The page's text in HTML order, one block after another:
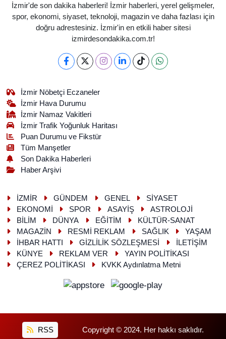
İzmir'de son dakika haberleri! İzmir haberleri, yerel gelişmeler,
spor, ekonomi, siyaset, teknoloji, magazin ve daha fazlası için
doğru adrestesiniz. İzmir'in en etkili haber sitesi
izmirdesondakika.com.tr!
İzmir Nöbetçi Eczaneler
İzmir Hava Durumu
İzmir Namaz Vakitleri
İzmir Trafik Yoğunluk Haritası
Puan Durumu ve Fikstür
Tüm Manşetler
Son Dakika Haberleri
Haber Arşivi
İZMİR GÜNDEM GENEL
SİYASET
EKONOMİ
SPOR ASAYİŞ
ASTROLOJİ
BİLİM
DÜNYA EĞİTİM
KÜLTÜR-SANAT
MAGAZİN
RESMİ REKLAM SAĞLIK
YAŞAM
İHBAR HATTI
GİZLİLİK SÖZLEŞMESİ
İLETİŞİM
KÜNYE
REKLAM VER
YAYIN POLİTİKASI
ÇEREZ POLİTİKASI
KVKK Aydınlatma Metni
RSS Copyright © 2024. Her hakkı saklıdır.